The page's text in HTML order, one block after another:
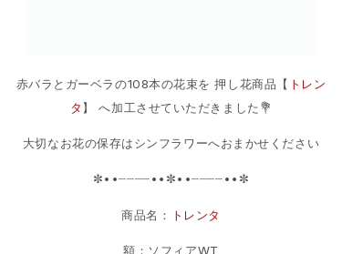
赤バラとガーベラの108本の花束を 押し花商品【 トレン
タ 】 へ加工させていただきました💐
大切なお花の保存はシンフラワーへおまかせください
✼••┈┈┈┈••✼••┈┈┈┈••✼
商品名： トレンタ
額：ソフィアWT